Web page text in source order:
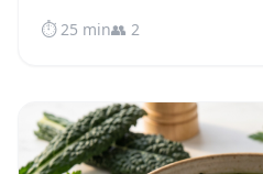
⏱️ 25 min👥 2